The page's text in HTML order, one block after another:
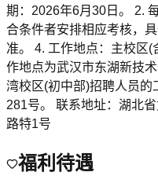
期：2026年6月30日。 2.
合条件者安排相应考核，
准。 4. 工作地点：主校区
作地点为武汉市东湖新技
湾校区(初中部)招聘人员
281号。 联系地址：湖北
路特1号
福利待遇